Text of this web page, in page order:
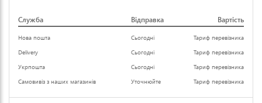
Служба Відправка Вартість
Нова пошта Сьогодні
Тариф перевізника
Delivery
Сьогодні
Тариф перевізника
Укрпошта
Сьогодні
Тариф перевізника
Самовивіз з наших магазинів
Уточнюйте Тариф перевізника